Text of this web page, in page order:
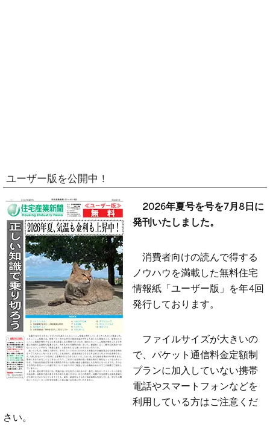
ユーザー版を公開中！
2026年夏号を号を7月8日に
発刊いたしました。
消費者向けの読んで得する
ノウハウを満載した無料住宅
情報紙「ユーザー版」を年4回
発行しております。
ファイルサイズが大きいの
で、パケット通信料金定額制
プランに加入していない携帯
電話やスマートフォンなどを
利用している方はご注意くだ
さい。